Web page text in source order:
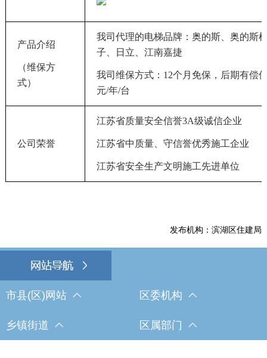
产品介绍
（维保方
式）
我司代理的电梯品牌：奥的斯、奥的斯
子、日立、江南嘉捷
我司维保方式：12个月免保，后期有偿
元/年/台
公司荣誉
江苏省质量安全信誉3A级诚信企业
江苏省中质量、守信誉优秀施工企业
江苏省安全生产文明施工先进单位
发布机构：滨湖区住建局
市县(区)网站 区委机构
乡镇街道 区属部门